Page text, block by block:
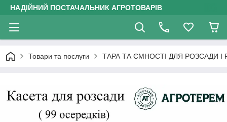
НАДІЙНИЙ ПОСТАЧАЛЬНИК АГРОТОВАРІВ
Товари та послуги ТАРА ТА ЄМНОСТІ ДЛЯ РОЗСАДИ І